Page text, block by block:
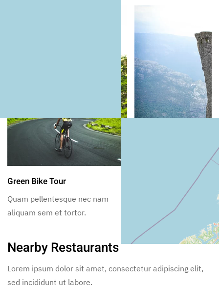
Green Bike Tour
Quam pellentesque nec nam
aliquam sem et tortor.
Pulpit Rock
Quam pellentesque
aliquam sem et tortor.
Nearby Restaurants
Lorem ipsum dolor sit amet, consectetur adipiscing elit,
sed incididunt ut labore.